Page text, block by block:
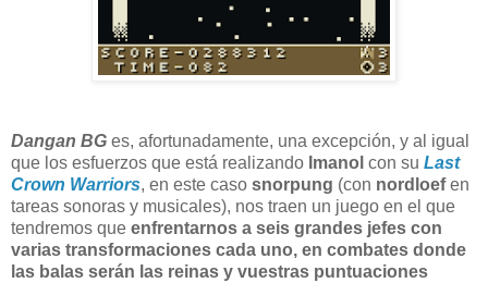
Dangan BG es, afortunadamente, una excepción, y al igual
que los esfuerzos que está realizando Imanol con su Last
Crown Warriors, en este caso snorpung (con nordloefen
tareas sonoras y musicales), nos traen un juego en el que
tendremos que enfrentarnos a seis grandes jefes con
varias transformaciones cada uno, en combates donde
las balas serán las reinas y vuestras puntuaciones